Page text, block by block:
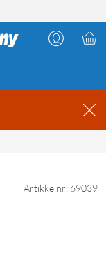
Artikkelnr: 69039